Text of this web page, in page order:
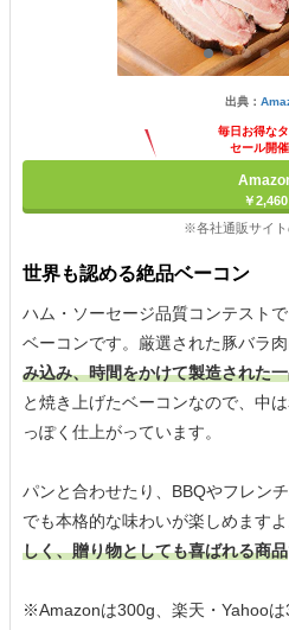
出典：
毎日お得な
セール開
￥2,460
※各社通販サイト
世界も認める絶品ベーコン
ハム・ソーセージ品質コンテスト
ベーコンです。厳選された豚バラ
み込み、時間をかけて製造された
と焼き上げたベーコンなので、中
っぽく仕上がっています。
パンと合わせたり、BBQやフレン
でも本格的な味わいが楽しめますよ
しく、贈り物としても喜ばれる商品
※Amazonは300g、楽天・Yahooは